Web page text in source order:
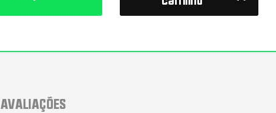
AVALIAÇÕES